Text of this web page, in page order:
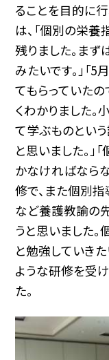
ることを目的に
は、「個別の栄
残りました。ま
みたいです。」
てもらっていた
くわかりました
て学ぶものとい
と思いました。」
かなければなら
修で、また個別
など養護教諭の
うと思いました
と勉強していき
ような研修を受
た。